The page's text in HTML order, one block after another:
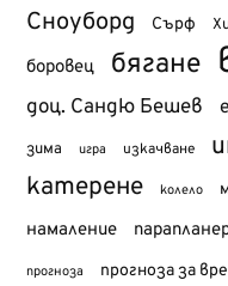
Сноуборд Сърф
боровец бягане
доц. Сандю Бешев
зима игра изкачване
катерене колело
намаление
прогноза прогноза за